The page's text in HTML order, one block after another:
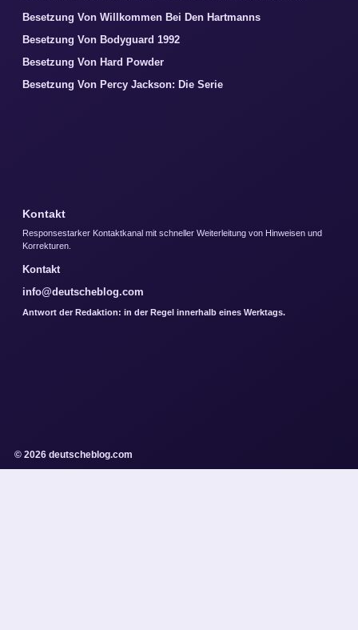
Besetzung Von Willkommen Bei Den Hartmanns
Besetzung Von Bodyguard 1992
Besetzung Von Hard Powder
Besetzung Von Percy Jackson: Die Serie
Kontakt
Responsestarker Kontaktkanal mit schneller Weiterleitung von Hinweisen und
Korrekturen.
Kontakt
info@deutscheblog.com
Antwort der Redaktion: in der Regel innerhalb eines Werktags.
© 2026 deutscheblog.com